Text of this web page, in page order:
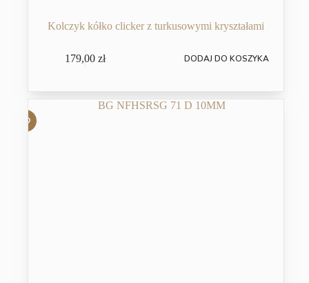
Kolczyk kółko clicker z turkusowymi kryształami
179,00zł DODAJ DO KOSZYKA